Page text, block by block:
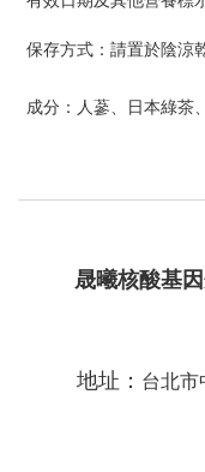
保存方式：請置於陰涼
成分：人蔘、日本綠茶
晟曦核酸基
地址： 台北市